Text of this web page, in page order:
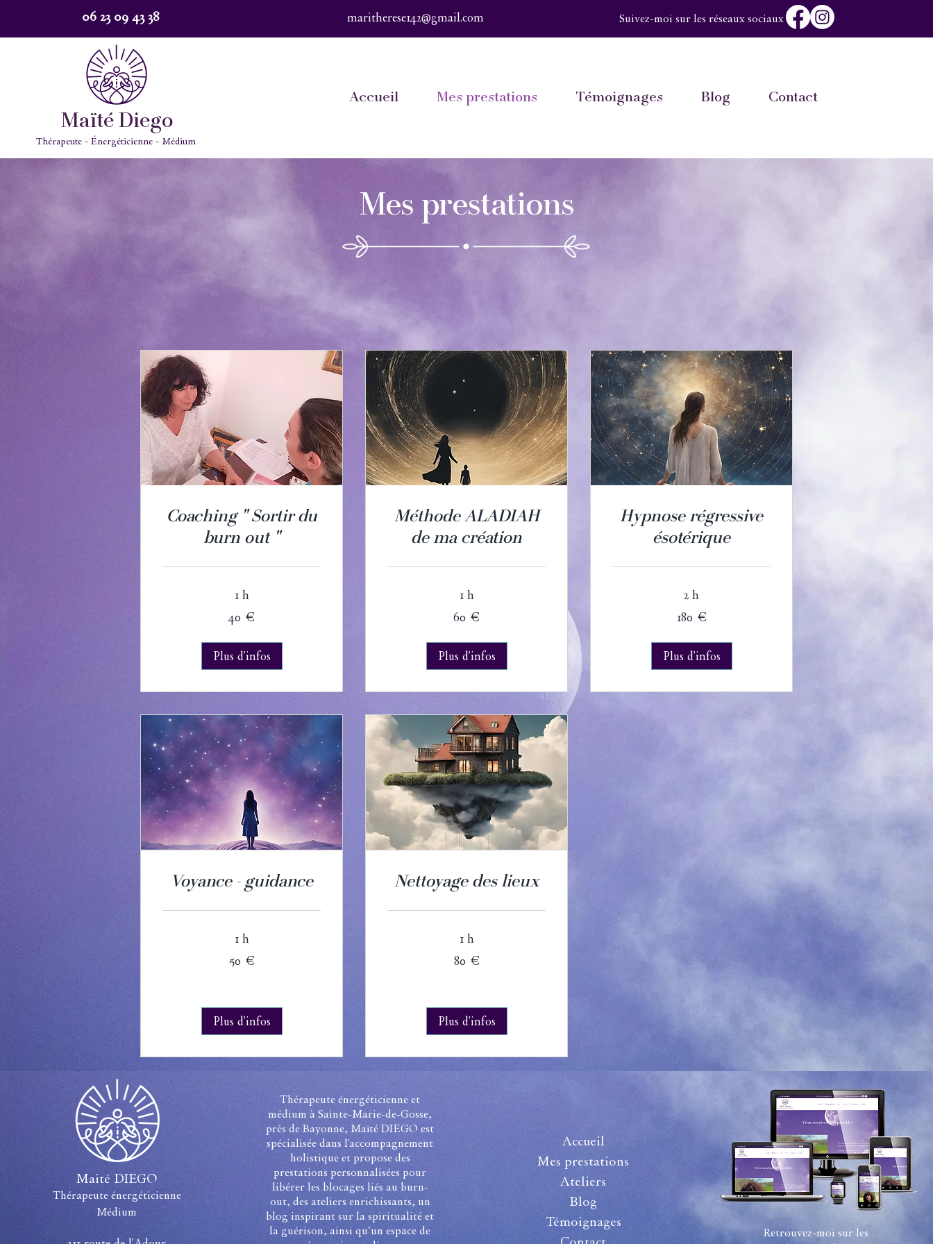
06 23 09 43 38 maritherese142@gmail.com Suivez-moi sur les réseaux sociaux
Maïté Diego
Thérapeute - Énergéticienne - Médium
Accueil Mes prestations Témoignages Blog Contact
Mes prestations
Coaching " Sortir du
burn out "
1 h
40 €
Plus d'infos
Méthode ALADIAH
de ma création
1 h
60 €
Plus d'infos
Hypnose régressive
ésotérique
2 h
180 €
Plus d'infos
Voyance - guidance
1 h
50 €
Plus d'infos
Nettoyage des lieux
1 h
80 €
Plus d'infos
Maité DIEGO
Thérapeute énergéticienne
Médium
Thérapeute énergéticienne et
médium à Sainte-Marie-de-Gosse,
près de Bayonne, Maïté DIEGO est
spécialisée dans l'accompagnement
holistique et propose des
prestations personnalisées pour
libérer les blocages liés au burn-
out, des ateliers enrichissants, un
blog inspirant sur la spiritualité et
la guérison, ainsi qu’un espace de
Accueil
Mes prestations
Ateliers
Blog
Témoignages
Retrouvez-moi sur les